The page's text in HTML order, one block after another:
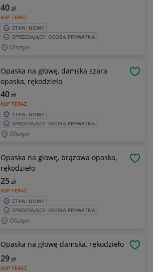
KUP TERAZ
40zł
STAN: NOWY
SPRZEDAJĄCY: OSOBA PRYWATNA
Olsztyn
Opaska na głowę, damska szara
opaska, rękodzieło
KUP TERAZ
40zł
STAN: NOWY
SPRZEDAJĄCY: OSOBA PRYWATNA
Olsztyn
Opaska na głowę, brązowa opaska,
rękodzieło
KUP TERAZ
25zł
STAN: NOWY
SPRZEDAJĄCY: OSOBA PRYWATNA
Olsztyn
Opaska na głowę damska, rękodzieło
KUP TERAZ
29zł